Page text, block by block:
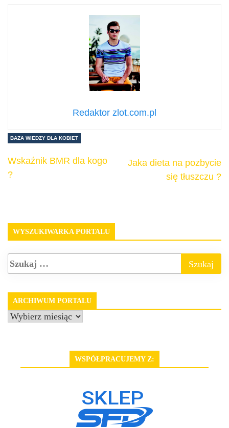
Redaktor zlot.com.pl
BAZA WIEDZY DLA KOBIET
Wskaźnik BMR dla kogo
?
Jaka dieta na pozbycie
się tłuszczu ?
WYSZUKIWARKA PORTALU
ARCHIWUM PORTALU
Archiwum
WSPÓŁPRACUJEMY Z: